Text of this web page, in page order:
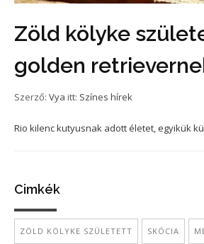
Zöld kölyke
golden
Szerző: Vya itt: Színes hírek
Rio kilenc kutyusnak adott életet, egyikük
Cimkék
ZÖLD KÖLYKE SZÜLETETT SKÓCIA